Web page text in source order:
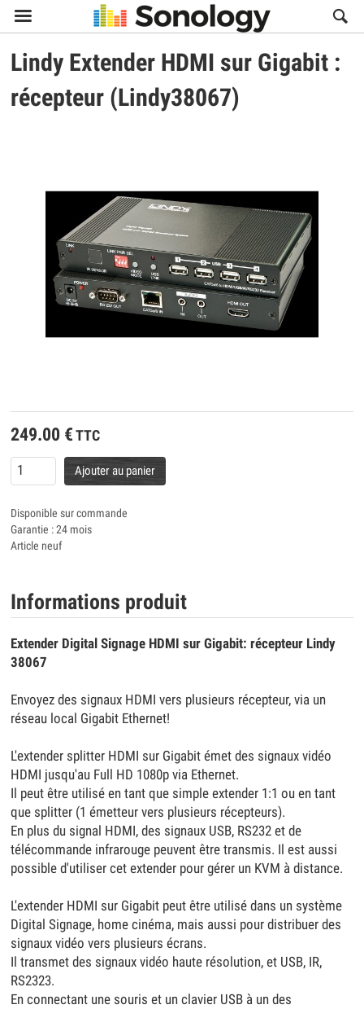

Lindy Extender HDMI sur Gigabit :
récepteur (Lindy38067)
249.00 € TTC
Ajouter au panier
Disponible sur commande
Garantie : 24 mois
Article neuf
Informations produit
Extender Digital Signage HDMI sur Gigabit: récepteur Lindy
38067
Envoyez des signaux HDMI vers plusieurs récepteur, via un
réseau local Gigabit Ethernet!
L'extender splitter HDMI sur Gigabit émet des signaux vidéo
HDMI jusqu'au Full HD 1080p via Ethernet.
Il peut être utilisé en tant que simple extender 1:1 ou en tant
que splitter (1 émetteur vers plusieurs récepteurs).
En plus du signal HDMI, des signaux USB, RS232 et de
télécommande infrarouge peuvent être transmis. Il est aussi
possible d'utiliser cet extender pour gérer un KVM à distance.
L'extender HDMI sur Gigabit peut être utilisé dans un système
Digital Signage, home cinéma, mais aussi pour distribuer des
signaux vidéo vers plusieurs écrans.
Il transmet des signaux vidéo haute résolution, et USB, IR,
RS2323.
En connectant une souris et un clavier USB à un des